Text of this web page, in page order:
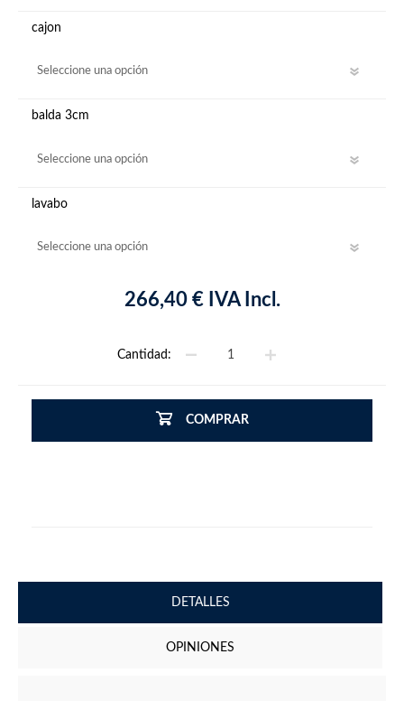
cajon
balda 3cm
lavabo
266,40 € IVA Incl.
Cantidad:
COMPRAR
DETALLES
OPINIONES